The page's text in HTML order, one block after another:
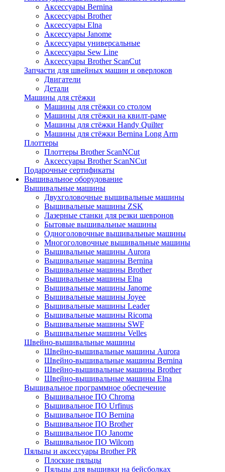
Аксессуары Bernina
Аксессуары Brother
Аксессуары Elna
Аксессуары Janome
Аксессуары универсальные
Аксессуары Sew Line
Аксессуары Brother ScanCut
Запчасти для швейных машин и оверлоков
Двигатели
Детали
Машины для стёжки
Машины для стёжки со столом
Машины для стёжки на квилт-раме
Машины для стёжки Handy Quilter
Машины для стёжки Bernina Long Arm
Плоттеры
Плоттеры Brother ScanNCut
Аксессуары Brother ScanNCut
Подарочные сертификаты
Вышивальное оборудование
Вышивальные машины
Двухголовочные вышивальные машины
Вышивальные машины ZSK
Лазерные станки для резки шевронов
Бытовые вышивальные машины
Одноголовочные вышивальные машины
Многоголовочные вышивальные машины
Вышивальные машины Aurora
Вышивальные машины Bernina
Вышивальные машины Brother
Вышивальные машины Elna
Вышивальные машины Janome
Вышивальные машины Joyee
Вышивальные машины Leader
Вышивальные машины Ricoma
Вышивальные машины SWF
Вышивальные машины Velles
Швейно-вышивальные машины
Швейно-вышивальные машины Aurora
Швейно-вышивальные машины Bernina
Швейно-вышивальные машины Brother
Швейно-вышивальные машины Elna
Вышивальное программное обеспечение
Вышивальное ПО Chroma
Вышивальное ПО Urfinus
Вышивальное ПО Bernina
Вышивальное ПО Brother
Вышивальное ПО Janome
Вышивальное ПО Wilcom
Пяльцы и аксессуары Brother PR
Плоские пяльцы
Пяльцы для вышивки на бейсболках